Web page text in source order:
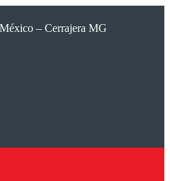
– Cerrajera MG